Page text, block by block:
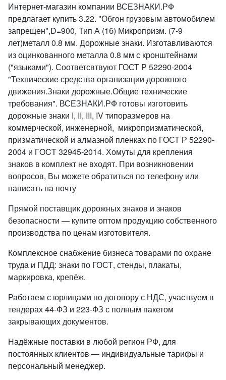
Интернет-магазин компании ВСЕЗНАКИ.РФ
предлагает купить 3.22. "Обгон грузовым автомобилем
запрещен",D=900, Тип А (1б) Микропризм. (7-9
лет)металл 0.8 мм. Дорожные знаки. Изготавливаются
из оцинкованного металла 0.8 мм с кронштейнами
("языками"). Соответсвтвуют ГОСТ Р 52290-2004
"Технические средства организации дорожного
движения.Знаки дорожные.Общие технические
требования". ВСЕЗНАКИ.РФ готовы изготовить
дорожные знаки I, II, III, IV типоразмеров на
коммерческой, инженерной, микропризматической,
призматической и алмазной пленках по ГОСТ Р 52290-
2004 и ГOCT 32945-2014. Хомуты для крепления
знаков в комплект не входят. При возникновении
вопросов, Вы можете обратиться по телефону или
написать на почту
Прямой поставщик дорожных знаков и знаков
безопасности — купите оптом продукцию собственного
производства по ценам изготовителя.
Комплексное снабжение бизнеса товарами по охране
труда и ПДД: знаки по ГОСТ, стенды, плакаты,
маркировка, крепёж.
Работаем с юрлицами по договору с НДС, участвуем в
тендерах 44-ФЗ и 223-ФЗ с полным пакетом
закрывающих документов.
Надёжные поставки в любой регион РФ, для
постоянных клиентов — индивидуальные тарифы и
персональный менеджер.